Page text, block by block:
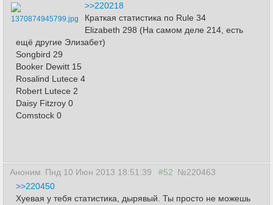
1370874945799.jpg
>>220218
Краткая статистика по Rule 34
Elizabeth 298 (На самом деле 214, есть
ещё другие Элизабет)
Songbird 29
Booker Dewitt 15
Rosalind Lutece 4
Robert Lutece 2
Daisy Fitzroy 0
Comstock 0
Аноним Пнд 10 Июн 2013 18:51:39 #52 №220463
>>220450
Хуевая у тебя статистика, дырявый. Ты просто не можешь